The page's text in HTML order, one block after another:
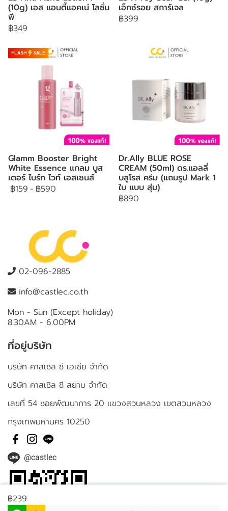
(10g) เอส แอนตี้แอคเน่ โลชั่น
พี
฿349
เอ็กซ์รอย สการ์เจล
฿399
FLASH SALE
Glamm Booster Bright
White Essence แกลม บูส
เตอร์ ไบร์ท ไวท์ เอสเซนส์
฿159 - ฿590
Dr.Ally BLUE ROSE
CREAM (50ml) ดร.แอลลี่
บลูโรส ครีม (แถมรูป Mark 1
ใบ แบบ สุ่ม)
฿890
฿239
02-096-2885
info@castlec.co.th
Mon - Sun (Except holiday)
8.30AM - 6.00PM
ที่อยู่บริษัท
บริษัท คาสเซิล ซี เอเชีย จำกัด
บริษัท คาสเซิล ซี สยาม จำกัด
เลขที่ 54 ซอยพัฒนาการ 20 แขวงสวนหลวง เขตสวนหลวง
กรุงเทพมหานคร 10250
@castlec